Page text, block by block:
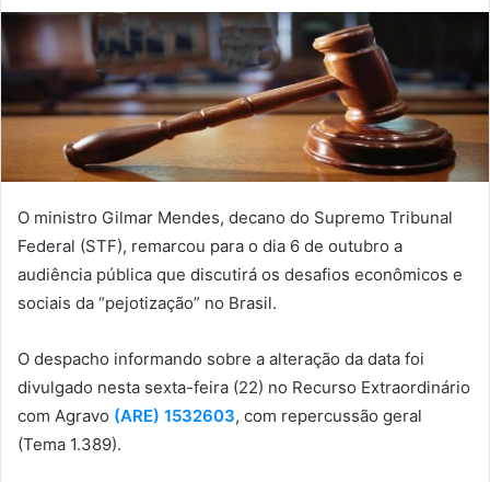
e-
mail
O ministro Gilmar Mendes, decano do Supremo Tribunal
Federal (STF), remarcou para o dia 6 de outubro a
audiência pública que discutirá os desafios econômicos e
sociais da “pejotização” no Brasil.
O despacho informando sobre a alteração da data foi
divulgado nesta sexta-feira (22) no Recurso Extraordinário
com Agravo (ARE) 1532603, com repercussão geral
(Tema 1.389).